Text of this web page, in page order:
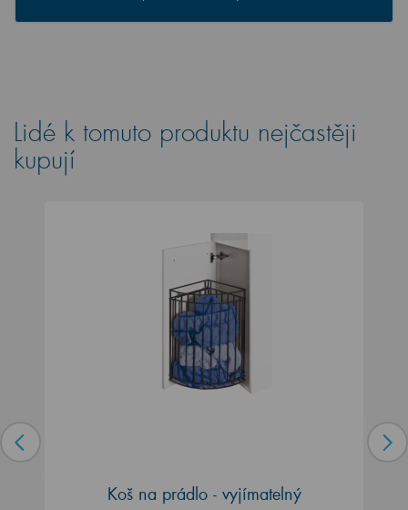
Lidé k tomuto produktu nejčastěji
kupují
Koš na prádlo - vyjímatelný